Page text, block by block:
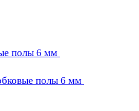
полы 6 мм
полы 6 мм